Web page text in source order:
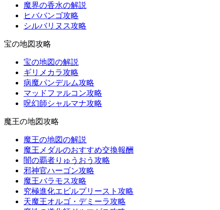
魔界の香水の解説
ヒババンゴ攻略
シルバリヌス攻略
宝の地図攻略
宝の地図の解説
ギリメカラ攻略
病魔パンデルム攻略
マッドファルコン攻略
呪幻師シャルマナ攻略
魔王の地図攻略
魔王の地図の解説
魔王メダルのおすすめ交換報酬
闇の覇者りゅうおう攻略
邪神官ハーゴン攻略
魔王バラモス攻略
究極進化エビルプリースト攻略
天魔王オルゴ・デミーラ攻略